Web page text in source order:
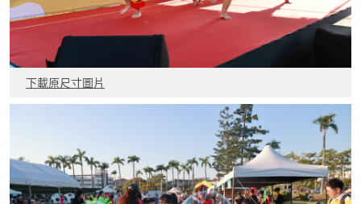
下載原尺寸圖片